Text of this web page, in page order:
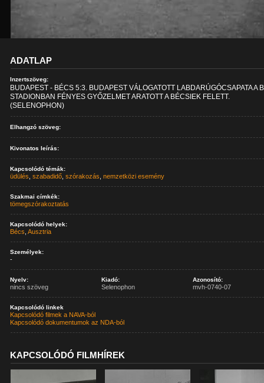
ADATLAP
Inzertszöveg:
BUDAPEST - BÉCS 5:3. BUDAPEST VÁLOGATOTT LABDARÚGÓCSAPATA A
STADIONBAN FÉNYES GYŐZELMET ARATOTT A BÉCSIEK FELETT.
(SELENOPHON)
Elhangzó szöveg:
Kivonatos leírás:
Kapcsolódó témák:
üdülés ,szabadidő ,szórakozás ,nemzetközi esemény
Szakmai címkék:
tömegszórakoztatás
Kapcsolódó helyek:
Bécs ,Ausztria
Személyek:
-
Nyelv:
nincs szöveg
Kiadó:
Selenophon
Azonosító:
mvh-0740-07
Kapcsolódó linkek
Kapcsolódó filmek a NAVA-ból
Kapcsolódó dokumentumok az NDA-ból
KAPCSOLÓDÓ FILMHÍREK